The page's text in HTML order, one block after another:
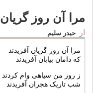
مرا آن روز گریان
از حیدر سلیم